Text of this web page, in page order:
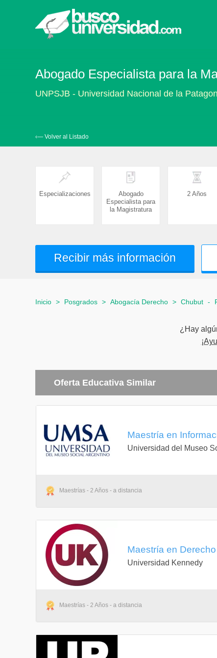
Abogado Especialista para la
UNPSJB - Universidad Nacional de la
‹— Volver al Listado
Especializaciones
Abogado
Especialista para
la Magistratura
2 Años
Recibir más información
Inicio > Posgrados > Abogacía Derecho > Chubut -
¿Hay
Oferta Educativa Similar
Maestría en
Universidad del Museo
Maestrías - 2 Años - a distancia
Maestría en
Universidad Kennedy
Maestrías - 2 Años - a distancia